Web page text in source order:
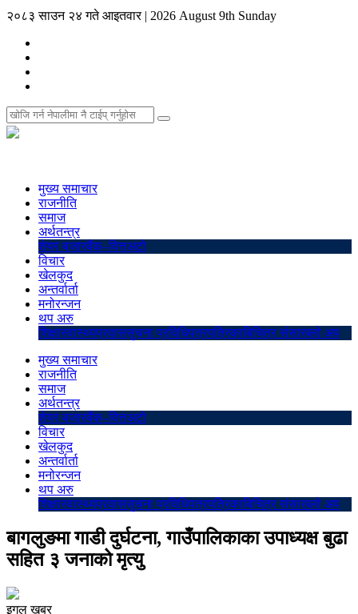
२०८३ साउन २४ गते आइतवार | 2026 August 9th Sunday
मुख्य समाचार
राजनीति
समाज
अर्थतन्त्र
शेयर बजारबैंक–वित्तअटो
विचार
खेलकुद
अन्तर्वार्ता
मनोरन्जन
थप अरु
शिक्षास्वास्थ्यप्रवाससुचना प्रविधिपत्रपत्रिकाबिचित्र संसारब्लो अप
मुख्य समाचार
राजनीति
समाज
अर्थतन्त्र
शेयर बजारबैंक–वित्तअटो
विचार
खेलकुद
अन्तर्वार्ता
मनोरन्जन
थप अरु
शिक्षास्वास्थ्यप्रवाससुचना प्रविधिपत्रपत्रिकाबिचित्र संसारब्लो अप
बागलुङमा गाडी दुर्घटना, गाउँपालिकाका उपाध्यक्ष बुढा
सहित ३ जनाको मृत्यु
इगल खबर